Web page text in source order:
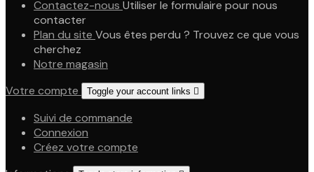
Contactez-nous Utiliser le formulaire pour nous
contacter
Plan du site Vous êtes perdu ? Trouvez ce que vous
cherchez
Notre magasin
Votre compte
Toggle your account links 
Suivi de commande
Connexion
Créez votre compte